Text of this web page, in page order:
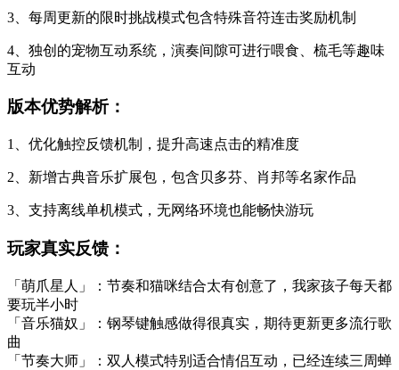
3、每周更新的限时挑战模式包含特殊音符连击奖励机制
4、独创的宠物互动系统，演奏间隙可进行喂食、梳毛等趣味
互动
版本优势解析：
1、优化触控反馈机制，提升高速点击的精准度
2、新增古典音乐扩展包，包含贝多芬、肖邦等名家作品
3、支持离线单机模式，无网络环境也能畅快游玩
玩家真实反馈：
「萌爪星人」：节奏和猫咪结合太有创意了，我家孩子每天都
要玩半小时
「音乐猫奴」：钢琴键触感做得很真实，期待更新更多流行歌
曲
「节奏大师」：双人模式特别适合情侣互动，已经连续三周蝉